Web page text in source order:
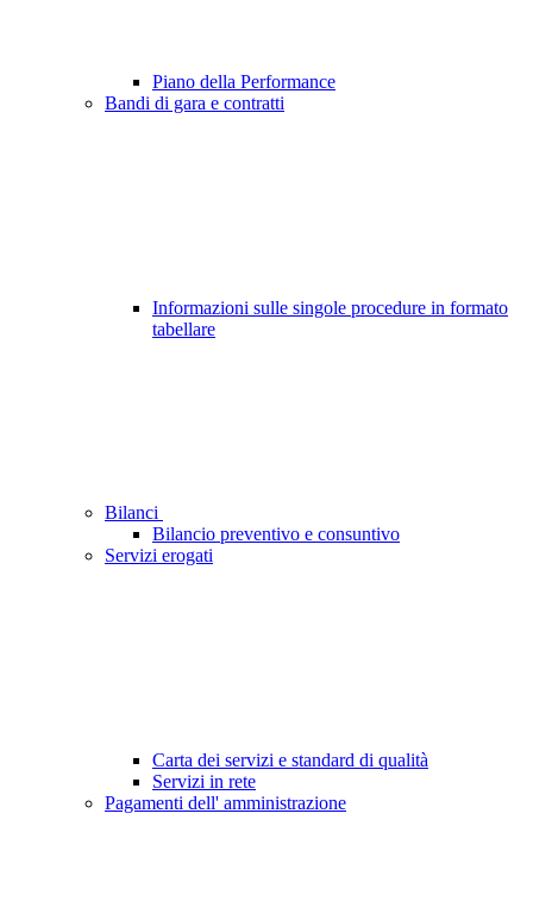
Piano della Performance
Bandi di gara e contratti
Informazioni sulle singole procedure in formato
tabellare
Bilanci
Bilancio preventivo e consuntivo
Servizi erogati
Carta dei servizi e standard di qualità
Servizi in rete
Pagamenti dell' amministrazione